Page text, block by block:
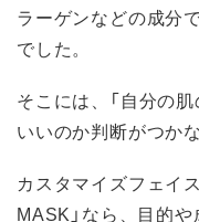
ラーゲンなどの成分
でした。
そこには、「自分の
いいのか判断がつか
カスタマイズフェイ
MASK」なら、目的